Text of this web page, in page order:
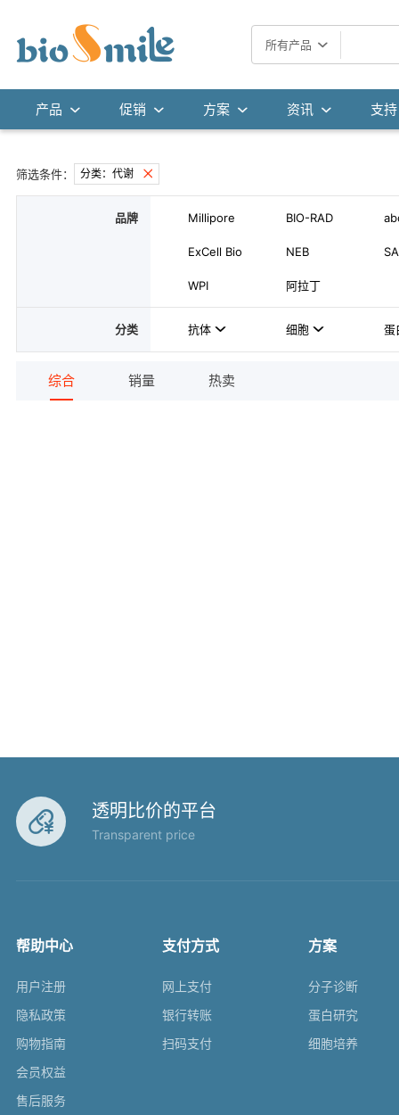
所有产品
产品 促销 方案 资讯 支持
筛选条件： 分类：代谢
品牌 Millipore BIO-RAD
ExCell Bio NEB
WPI 阿拉丁
分类 抗体 细胞 蛋
综合 销量 热卖
 透明比价的平台
Transparent price
帮助中心
用户注册
隐私政策
购物指南
会员权益
售后服务
支付方式
网上支付
银行转账
扫码支付
方案
分子诊断
蛋白研究
细胞培养